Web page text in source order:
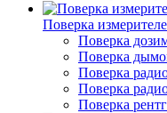
Поверка
Поверка
Поверка
Поверка
Поверка
Поверка